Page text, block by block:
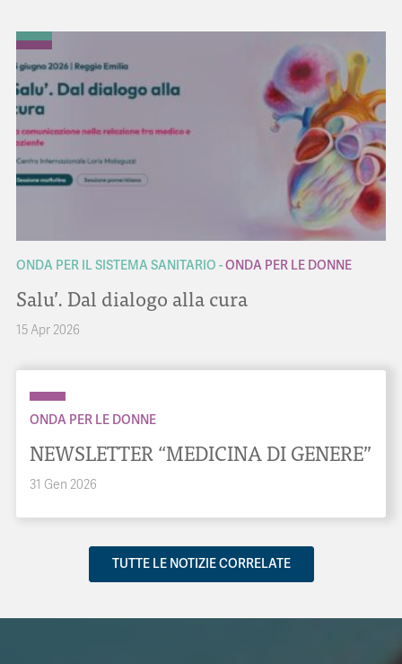
ONDA PER IL SISTEMA SANITARIO ONDA PER LE DONNE
Salu’. Dal dialogo alla cura
15 Apr 2026
ONDA PER LE DONNE
NEWSLETTER “MEDICINA DI GENERE”
31 Gen 2026
TUTTE LE NOTIZIE CORRELATE